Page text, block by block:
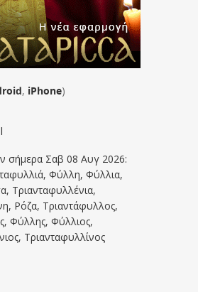
, iPhone)
σήμερα Σαβ 08 Αυγ 2026:
Φύλλη, Φύλλια,
Τριανταφυλλένια,
Ρόζα, Τριαντάφυλλος,
Φύλλης, Φύλλιος,
Τριανταφυλλίνος